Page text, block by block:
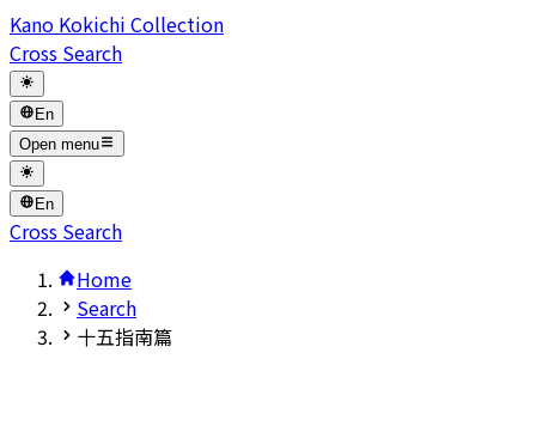
Kano Kokichi Collection
Cross Search
En
Open menu
En
Cross Search
Home
Search
十五指南篇